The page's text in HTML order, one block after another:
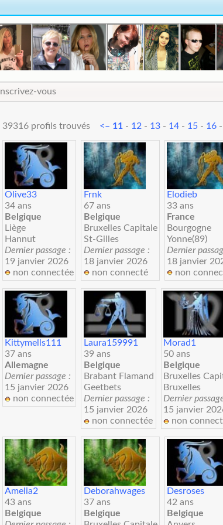
Inscrivez-vous
39316 profils trouvés <– 11 - 12 - 13 - 14 - 15 - 16 -
Olive33
34 ans
Belgique
Liège
Hannut
Dernier passage :
19 janvier 2026
non connectée
Frnk
67 ans
Belgique
Bruxelles Capitale
St-Gilles
Dernier passage :
18 janvier 2026
non connecté
Elodieb
33 ans
France
Bourgogne
Yonne(89)
Dernier
18 janvier
non
Kittymells111
37 ans
Allemagne
Dernier passage :
15 janvier 2026
non connectée
Laura159991
39 ans
Belgique
Brabant Flamand
Geetbets
Dernier passage :
15 janvier 2026
non connectée
Morad1
50 ans
Belgique
Bruxelles
Bruxelles
Dernier
15 janvier
non
Amelia2
43 ans
Belgique
Deborahwages
37 ans
Belgique
Desroses
42 ans
Belgique